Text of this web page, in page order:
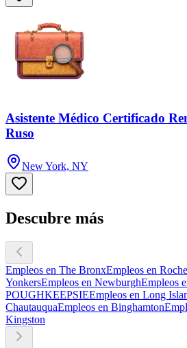
Asistente Médico Certificado
Ruso
New York, NY
Descubre más
Empleos en The BronxEmpleos en
YonkersEmpleos en NewburghEmpleos
POUGHKEEPSIEEmpleos en Long
ChautauquaEmpleos en Binghamton
Kingston